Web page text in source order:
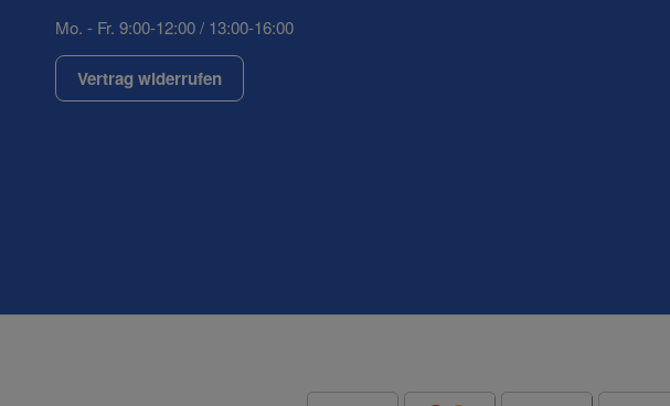
(* = Pflichtfelder)
Mo. - Fr. 9:00-12:00 / 13:00-16:00
Vertrag widerrufen